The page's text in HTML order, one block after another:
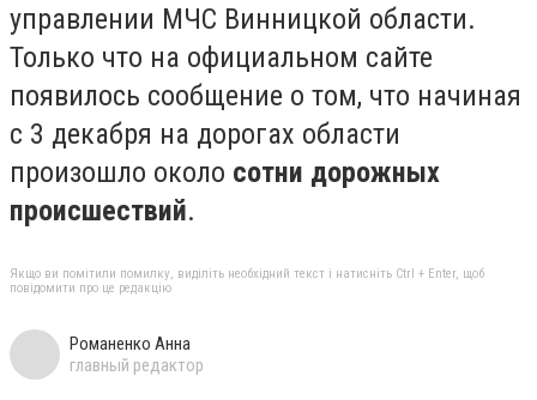
управлении МЧС Винницкой области.
Только что на официальном сайте
появилось сообщение о том, что начиная
с 3 декабря на дорогах области
произошло около сотни дорожных
происшествий.
Якщо ви помітили помилку, виділіть необхідний текст і натисніть Ctrl + Enter, щоб
повідомити про це редакцію
Романенко Анна
главный редактор